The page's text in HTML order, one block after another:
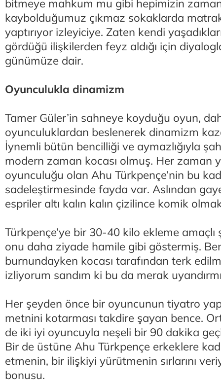
bitmeye mahkum mu gibi hepimizin
kaybolduğumuz çıkmaz sokaklarda
yaptırıyor izleyiciye. Zaten kendi
gördüğü ilişkilerden feyz aldığı için
günümüze dair.
Oyunculukla dinamizm
Tamer Güler’in sahneye koyduğu oyun,
oyunculuklardan beslenerek dinamizm
İynemli bütün bencilliği ve aymazlığıyla
modern zaman kocası olmuş. Her zaman
oyunculuğu olan Ahu Türkpençe’nin bu
sadeleştirmesinde fayda var. Aslından
espriler altı kalın kalın çizilince komik
Türkpençe’ye bir 30-40 kilo ekleme
onu daha ziyade hamile gibi göstermiş.
burnundayken kocası tarafından terk
izliyorum sandım ki bu da merak
Her şeyden önce bir oyuncunun tiyatro
metnini kotarması takdire şayan bence.
de iki iyi oyuncuyla neşeli bir 90 dakika
Bir de üstüne Ahu Türkpençe erkeklere
etmenin, bir ilişkiyi yürütmenin sırlarını
bonusu.